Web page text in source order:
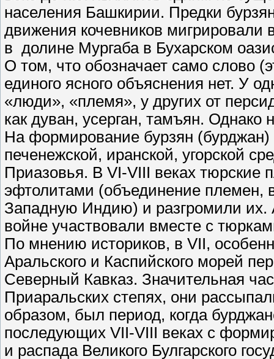
населения Башкирии. Предки
движения кочевников
в долине Мургаба в Бухарском
О том, что обозначает само слово
единого ясного объяснения нет. У
«люди», «племя», у других от
как дуван, усерган, тамъян. Однако
На формирование бурзян
печенежской, иранской, угорской
Приазовья. В VI-VIII веках тюрские
эфтолитами (объединение племен,
Западную Индию) и разгромили
войне участвовали вместе с
По мнению историков, в VII,
Аральского и Каспийского морей
Северный Кавказ. Значительная
Приаральских степях, они
образом, был период, когда
последующих VII-VIII веках с
и распада Великого Булгарского